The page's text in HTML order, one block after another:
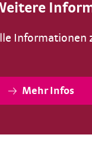
Informationen
Mehr Infos